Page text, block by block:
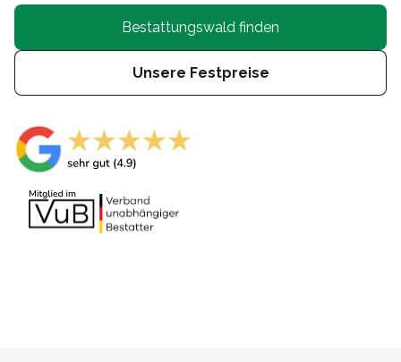
Bestattungswald finden
Unsere Festpreise